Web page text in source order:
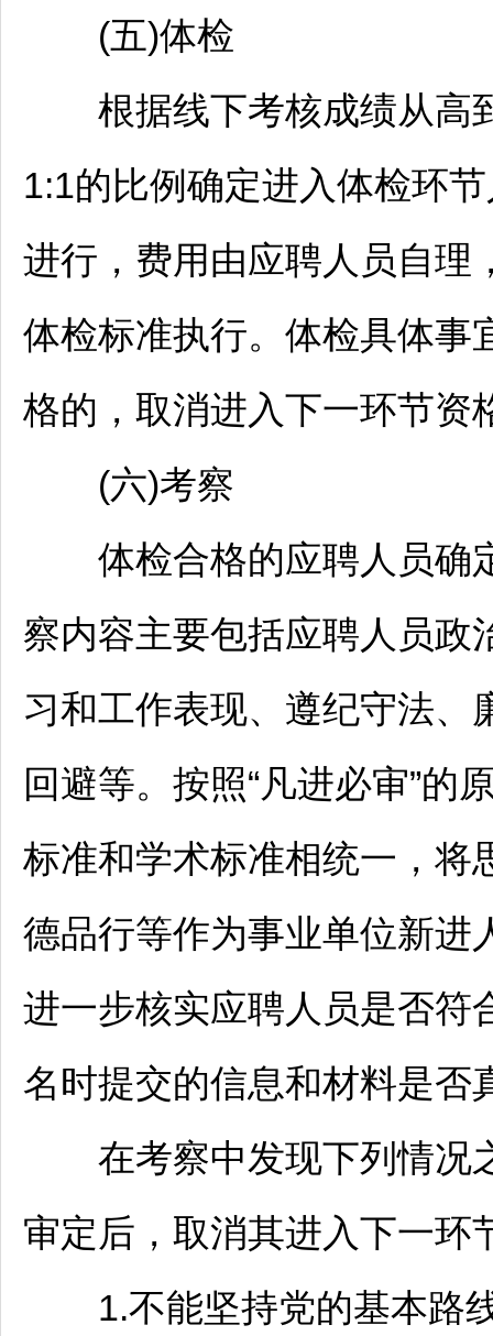
(五)体检
根据线下考核成绩从高
1:1的比例确定进入体检环
进行，费用由应聘人员自理
体检标准执行。体检具体事
格的，取消进入下一环节资
(六)考察
体检合格的应聘人员确
察内容主要包括应聘人员政
习和工作表现、遵纪守法、
回避等。按照“凡进必审”的
标准和学术标准相统一，将
德品行等作为事业单位新进
进一步核实应聘人员是否符
名时提交的信息和材料是否
在考察中发现下列情况
审定后，取消其进入下一环
1.不能坚持党的基本路线